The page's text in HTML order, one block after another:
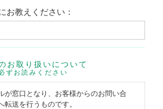
お教えください：
お取り扱いについて
ずお読みください
が窓口となり、お客様からのお問い合
転送を行うものです。